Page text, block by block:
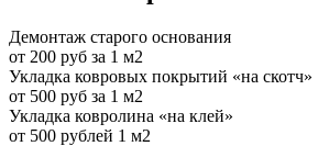
Демонтаж старого основания
от 200 руб за 1 м2
Укладка ковровых покрытий «на скотч»
от 500 руб за 1 м2
Укладка ковролина «на клей»
от 500 рублей 1 м2